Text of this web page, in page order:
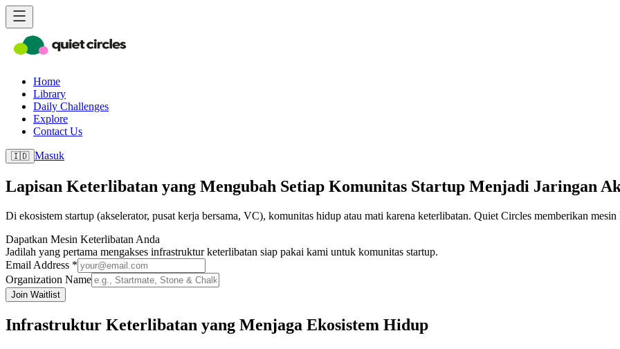
Home
Library
Daily Challenges
Explore
Contact Us
🇮🇩 Masuk
Lapisan Keterlibatan yang Mengubah Setiap Komunitas Startup Menjadi Jaringan
Di ekosistem startup (akselerator, pusat kerja bersama, VC), komunitas hidup atau mati karena keterlibatan. Quiet Circles memberikan
Dapatkan Mesin Keterlibatan Anda
Jadilah yang pertama mengakses infrastruktur keterlibatan siap pakai kami untuk komunitas startup.
Email Address *
Organization Name
Join Waitlist
Infrastruktur Keterlibatan yang Menjaga Ekosistem Hidup